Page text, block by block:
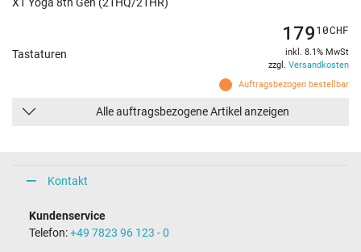
X1 Yoga 8th Gen (21HQ/21HR)
Tastaturen
Auftragsbezogen bestellbar
17910CHF
inkl. 8.1% MwSt
zzgl. Versandkosten
Alle auftragsbezogene Artikel anzeigen
Kontakt
Kundenservice
Telefon:+49 7823 96 123 - 0